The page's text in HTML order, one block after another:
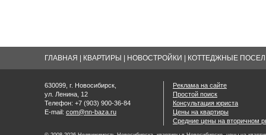
ГЛАВНАЯ КВАРТИРЫ НОВОСТРОЙКИ КОТТЕДЖНЫЕ
630099, г. Новосибирск,
ул. Ленина, 12
Телефон: +7 (903) 900-36-84
E-mail: com@nn-baza.ru
Реклама на сайте
Простой поиск
Консультация юриста
Цены на квартиры
Средние цены на вторичном